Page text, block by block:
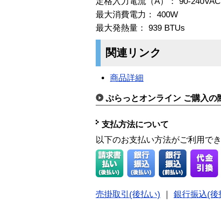
最大消費電力： 400W
最大発熱量： 939 BTUs
関連リンク
商品詳細
ぷらっとオンライン ご購入の
支払方法について
以下のお支払い方法がご利用で
売掛取引(後払い)
銀行振込(後